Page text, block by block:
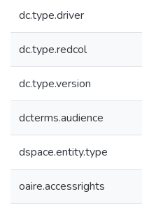
dc.type.driver
dc.type.redcol
dc.type.version
dcterms.audience
dspace.entity.type
oaire.accessrights